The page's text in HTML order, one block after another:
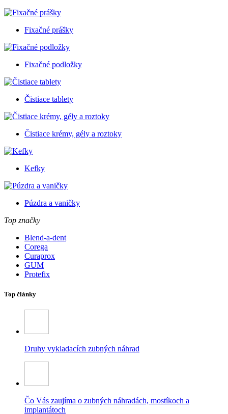
Fixačné prášky
Fixačné podložky
Čistiace tablety
Čistiace krémy, gély a roztoky
Kefky
Púzdra a vaničky
Top značky
Blend-a-dent
Corega
Curaprox
GUM
Protefix
Top články
Druhy vykladacích zubných náhrad
Čo Vás zaujíma o zubných náhradách, mostíkoch a
implantátoch